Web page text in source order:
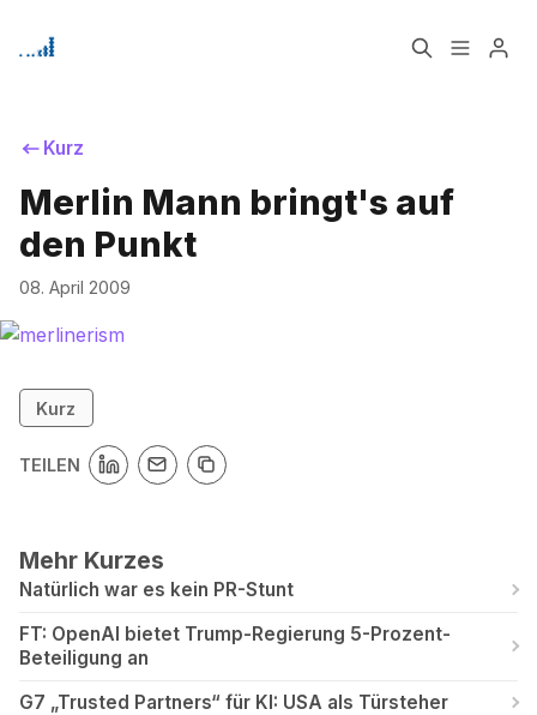
Home
Kurz
Merlin Mann bringt's auf
den Punkt
08. April 2009
Kurz
TEILEN
Mehr Kurzes
Natürlich war es kein PR-Stunt
FT: OpenAI bietet Trump-Regierung 5-Prozent-
Beteiligung an
G7 „Trusted Partners“ für KI: USA als Türsteher